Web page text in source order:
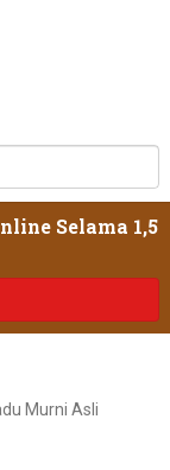
Selama 1,5
Murni Asli